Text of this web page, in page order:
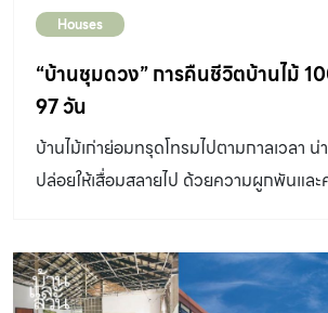
บ้านครั้งนี้ว่า รีโนเวตบ้านเก่า “ บ้านหลังนี้เดิ
ซอกหลืบใช้งานยาก อีกอย่างโรงรถเดิมอยู่
มาก็เจอกับของเยอะ เราจึงย้ายตำแหน่งที่จอ
สามารถเดินเข้าบ้านได้จากประตูด้านหน้าแล
ทางลาดให้สามารถใช้งานรถเข็นสำหรับผู้สู
“ตรงส่วนชั้นล่างทำห้องคุณพ่อใหม่และเพิ่ม
ด้วย […]
Houses
“บ้านชุมดวง” การคืนชีวิตบ้านไม้
97 วัน
บ้านไม้เก่าย่อมทรุดโทรมไปตามกาลเวลา น่
ปล่อยให้เสื่อมสลายไป ด้วยความผูกพันแล
ย้ายจากการเป็นคนเมืองกรุงกลับมายังบ้า
สวรรคโลก จังหวัดสุโขทัย จึงริเริ่มนำบ้าน